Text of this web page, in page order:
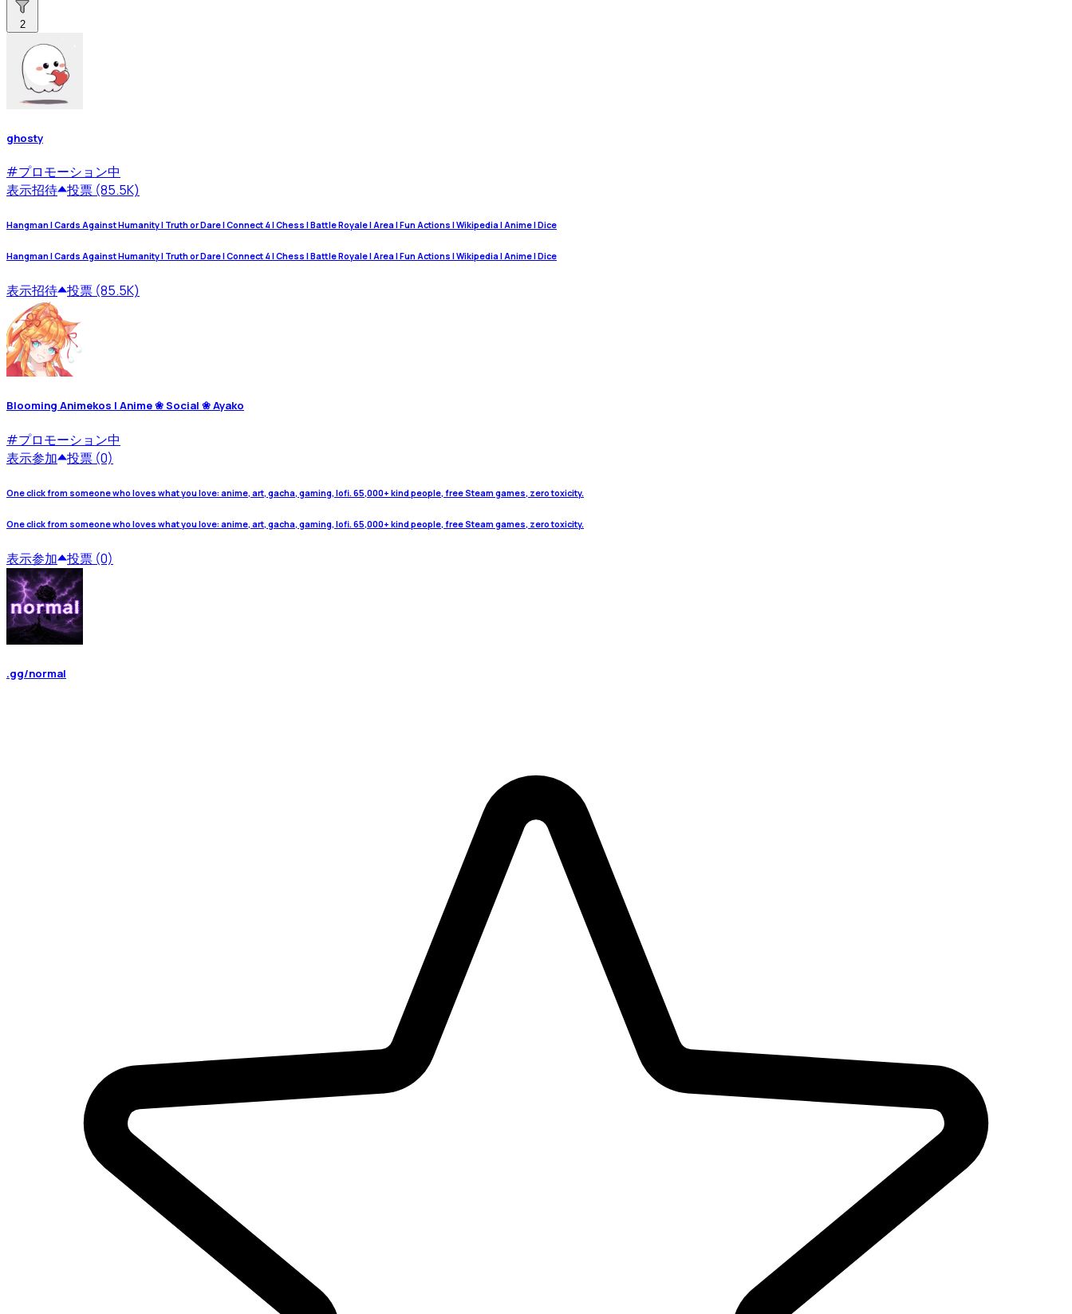
2
ghosty
#プロモーション中
表示招待 投票 (85.5K)
Hangman | Cards Against Humanity | Truth or Dare | Connect 4 | Chess | Battle Royale | Area | Fun Actions | Wikipedia | Anime | Dice
Hangman | Cards Against Humanity | Truth or Dare | Connect 4 | Chess | Battle Royale | Area | Fun Actions | Wikipedia | Anime | Dice
表示招待 投票 (85.5K)
Blooming Animekos | Anime ❀ Social ❀ Ayako
#プロモーション中
表示参加 投票 (0)
One click from someone who loves what you love: anime, art, gacha, gaming, lofi. 65,000+ kind people, free Steam games, zero toxicity.
One click from someone who loves what you love: anime, art, gacha, gaming, lofi. 65,000+ kind people, free Steam games, zero toxicity.
表示参加 投票 (0)
.gg/normal